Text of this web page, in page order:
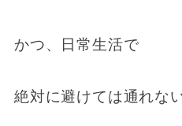
かつ、日常生活で
絶対に避けては通れない